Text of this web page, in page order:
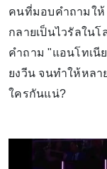
คนที่มอบคำถามให้
กลายเป็นไวรัลใน
คำถาม "แอนโทเนี
ยงวีน จนทำให้หลา
ใครกันแน่?